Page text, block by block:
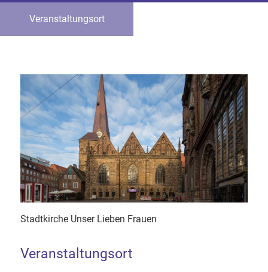
Veranstaltungsort
Stadtkirche Unser Lieben Frauen
Veranstaltungsort